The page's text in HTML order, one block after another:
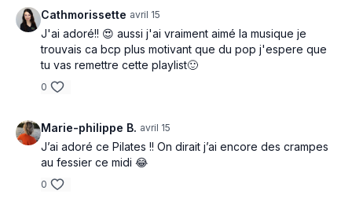
Cathmorissette avril 15
J'ai adoré!! 😍 aussi j'ai vraiment aimé la musique je
trouvais ca bcp plus motivant que du pop j'espere que
tu vas remettre cette playlist🙂
0
Marie-philippe B. avril 15
J’ai adoré ce Pilates !! On dirait j’ai encore des crampes
au fessier ce midi 😂
0